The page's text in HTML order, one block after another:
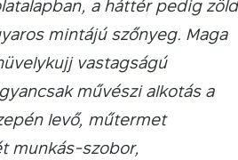
a háttér pedig zöld
mintájú szőnyeg. Maga
vastagságú
művészi alkotás a
levő, műtermet
munkás-szobor,